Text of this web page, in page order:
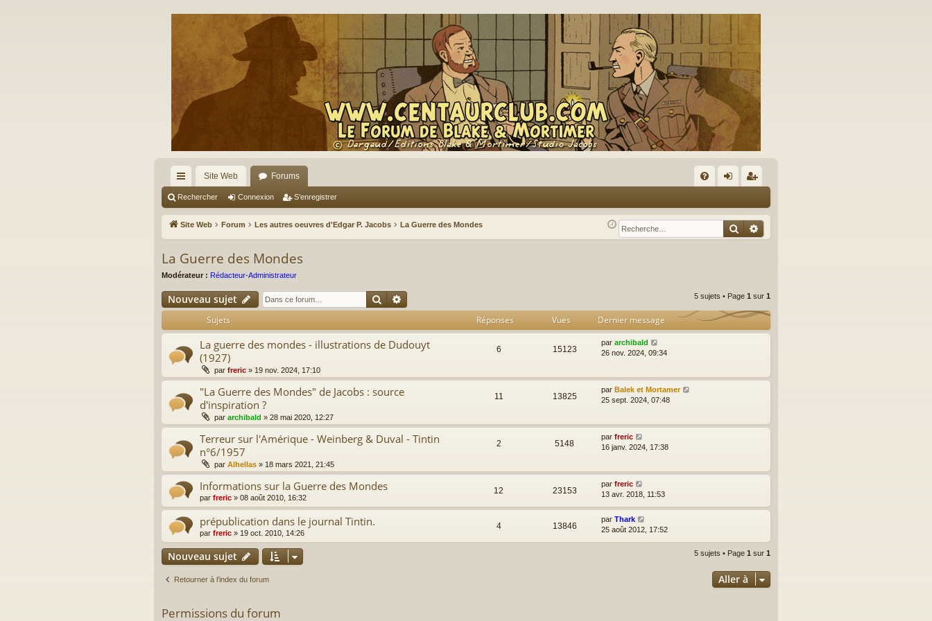
cc
ès
ra
pi
de
Site Web Forums
Q ne
xi
nr
eg
r
Rechercher Connexion S’enregistrer
Site Web Forum Les autres oeuvres d'Edgar P. Jacobs La Guerre des Mondes Rechercher
Recherche avancée
La Guerre des Mondes
Modérateur : Rédacteur-Administrateur
Nouveau sujet Rechercher 5 sujets • Page 1 sur 1
Sujets Réponses Vues Dernier message
La guerre des mondes - illustrations de Dudouyt
(1927)
par freric » 19 nov. 2024, 17:10
6 15123
par archibald
26 nov. 2024, 09:34
"La Guerre des Mondes" de Jacobs : source
d'inspiration ?
par archibald » 28 mai 2020, 12:27
11 13825
par Balek et Mortamer
25 sept. 2024, 07:48
Terreur sur l'Amérique - Weinberg & Duval - Tintin
n°6/1957
par Alhellas » 18 mars 2021, 21:45
2 5148
par freric
16 janv. 2024, 17:38
Informations sur la Guerre des Mondes
par freric » 08 août 2010, 16:32
12 23153
par freric
13 avr. 2018, 11:53
prépublication dans le journal Tintin.
par freric » 19 oct. 2010, 14:26
4 13846
par Thark
25 août 2012, 17:52
Nouveau sujet 5 sujets • Page 1 sur 1
Retourner à l’index du forum Aller à
Permissions du forum